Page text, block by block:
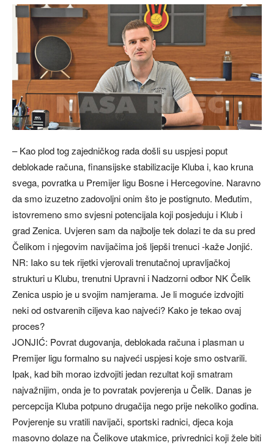
– Kao plod tog zajedničkog rada došli su uspjesi poput
deblokade računa, finansijske stabilizacije Kluba i, kao kruna
svega, povratka u Premijer ligu Bosne i Hercegovine. Naravno
da smo izuzetno zadovoljni onim što je postignuto. Međutim,
istovremeno smo svjesni potencijala koji posjeduju i Klub i
grad Zenica. Uvjeren sam da najbolje tek dolazi te da su pred
Čelikom i njegovim navijačima još ljepši trenuci -kaže Jonjić.
NR: Iako su tek rijetki vjerovali trenutačnoj upravljačkoj
strukturi u Klubu, trenutni Upravni i Nadzorni odbor NK Čelik
Zenica uspio je u svojim namjerama. Je li moguće izdvojiti
neki od ostvarenih ciljeva kao najveći? Kako je tekao ovaj
proces?
JONJIĆ: Povrat dugovanja, deblokada računa i plasman u
Premijer ligu formalno su najveći uspjesi koje smo ostvarili.
Ipak, kad bih morao izdvojiti jedan rezultat koji smatram
najvažnijim, onda je to povratak povjerenja u Čelik. Danas je
percepcija Kluba potpuno drugačija nego prije nekoliko godina.
Povjerenje su vratili navijači, sportski radnici, djeca koja
masovno dolaze na Čelikove utakmice, privrednici koji žele biti